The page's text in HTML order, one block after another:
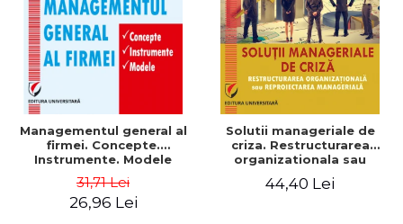
Managementul general al
firmei. Concepte.
Instrumente. Modele
31,71 Lei
26,96 Lei
Solutii manageriale de
criza. Restructurarea
organizationala sau
44,40 Lei